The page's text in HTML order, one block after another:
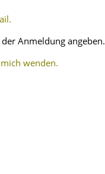
Anmel­dung angeben.
wenden.